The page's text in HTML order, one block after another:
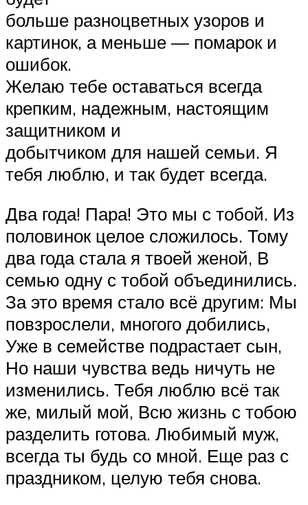
больше разноцветных узоров и
картинок, а меньше — помарок и
ошибок.
Желаю тебе оставаться всегда
крепким, надежным, настоящим
защитником и
добытчиком для нашей семьи. Я
тебя люблю, и так будет всегда.
Два года! Пара! Это мы с тобой. Из
половинок целое сложилось. Тому
два года стала я твоей женой, В
семью одну с тобой объединились.
За это время стало всё другим: Мы
повзрослели, многого добились,
Уже в семействе подрастает сын,
Но наши чувства ведь ничуть не
изменились. Тебя люблю всё так
же, милый мой, Всю жизнь с тобою
разделить готова. Любимый муж,
всегда ты будь со мной. Еще раз с
праздником, целую тебя снова.